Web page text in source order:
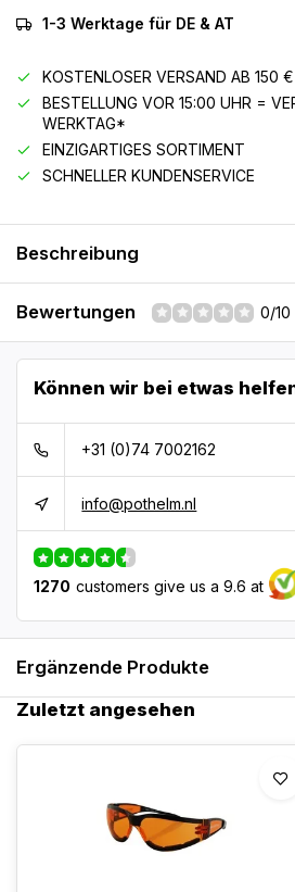
1-3 Werktage für DE & AT
KOSTENLOSER VERSAND AB 150 €
BESTELLUNG VOR 15:00 UHR =
WERKTAG*
EINZIGARTIGES SORTIMENT
SCHNELLER KUNDENSERVICE
Beschreibung
Bewertungen 0/10
Können wir bei etwas
+31 (0)74 7002162
info@pothelm.nl
1270 customers give us a 9.6 at
Ergänzende Produkte
Zuletzt angesehen